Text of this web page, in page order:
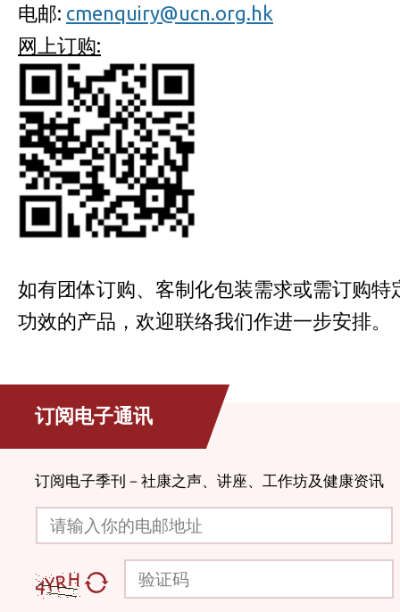
电邮: cmenquiry@ucn.org.hk
网上订购:
如有团体订购、客制化包装需求或需订购特
功效的产品，欢迎联络我们作进一步安排。
订阅电子通讯
订阅电子季刊－社康之声、讲座、工作坊及健康资讯